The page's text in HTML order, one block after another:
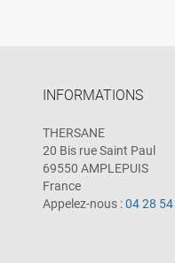
INFORMATIONS
THERSANE
20 Bis rue Saint Paul
69550 AMPLEPUIS
France
Appelez-nous :04 28